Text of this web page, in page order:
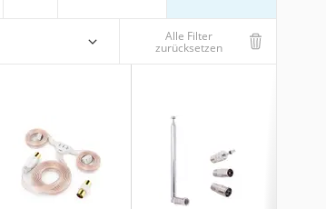
Alle Filter
zurücksetzen